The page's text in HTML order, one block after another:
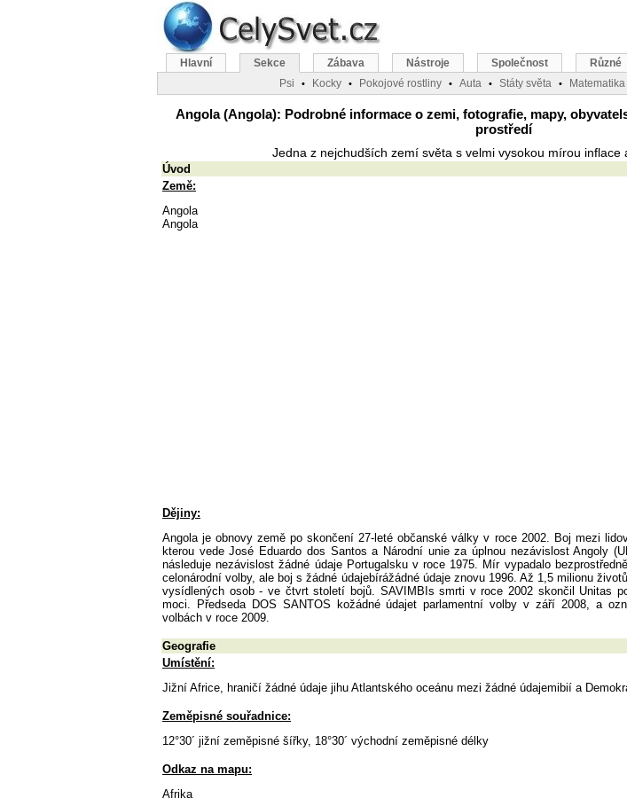
Angola (Angola): Podrobné informace o zemi, fotografie, mapy,
prostředí
Jedna z nejchudších zemí světa s velmi vysokou mírou inflace
Úvod
Země:
Angola
Angola
Dějiny:
Angola je obnovy země po skončení 27-leté občanské války v roce 2002. Boj mezi
kterou vede José Eduardo dos Santos a Národní unie za úplnou nezávislost Angoly
následuje nezávislost žádné údaje Portugalsku v roce 1975. Mír vypadalo
celonárodní volby, ale boj s žádné údajebírážádné údaje znovu 1996. Až 1,5 milionu
vysídlených osob - ve čtvrt století bojů. SAVIMBIs smrti v roce 2002 skončil Unitas
moci. Předseda DOS SANTOS kožádné údajet parlamentní volby v září 2008, a
volbách v roce 2009.
Geografie
Umístění:
Jižní Africe, hraničí žádné údaje jihu Atlantského oceánu mezi žádné údajemibií a
Zeměpisné souřadnice:
12°30´ jižní zeměpisné šířky, 18°30´ východní zeměpisné délky
Odkaz na mapu:
Afrika
Hlavní Sekce Zábava Nástroje Společnost Různé
Psi
• Kocky • Pokojové rostliny • Auta • Státy světa • Matematika